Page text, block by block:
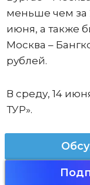
меньше чем за
июня, а также
Москва –
рублей.
В среду, 14
ТУР».